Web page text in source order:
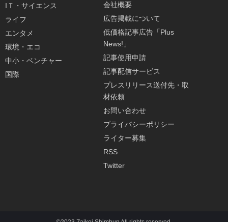
IＴ・サイエンス
ライフ
エンタメ
環境・エコ
中小・ベンチャー
国際
会社概要
広告掲載について
低価格記事広告「Plus
News!」
記事使用申請
記事配信サービス
プレスリリース送付先・取
材依頼
お問い合わせ
プライバシーポリシー
ライター募集
RSS
Twitter